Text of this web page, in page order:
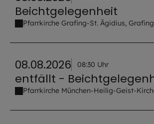
Beichtgelegenheit
Pfarrkirche Grafing-St. Ägidius,
08.08.2026 08:30 Uhr
entfällt -
Pfarrkirche München-Heilig-Geist-